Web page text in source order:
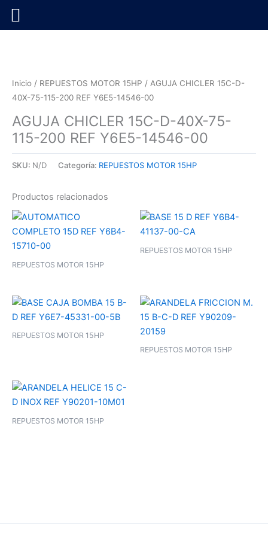
Inicio / REPUESTOS MOTOR 15HP / AGUJA CHICLER 15C-D-
40X-75-115-200 REF Y6E5-14546-00
AGUJA CHICLER 15C-D-40X-75-
115-200 REF Y6E5-14546-00
SKU: N/D Categoría: REPUESTOS MOTOR 15HP
Productos relacionados
REPUESTOS MOTOR 15HP
REPUESTOS MOTOR 15HP
REPUESTOS MOTOR 15HP
REPUESTOS MOTOR 15HP
REPUESTOS MOTOR 15HP